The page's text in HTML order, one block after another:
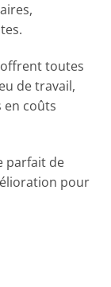
toutes
de travail,
en coûts
parfait de
pour